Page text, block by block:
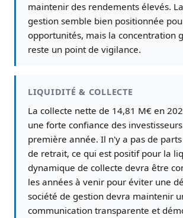
maintenir des rendements élevés.
gestion semble bien positionnée
opportunités, mais la concentration
reste un point de vigilance.
LIQUIDITÉ & COLLECTE
La collecte nette de 14,81 M€ en
une forte confiance des
première année. Il n'y a pas de
de retrait, ce qui est positif pour la
dynamique de collecte devra être
les années à venir pour éviter une
société de gestion devra maintenir
communication transparente et